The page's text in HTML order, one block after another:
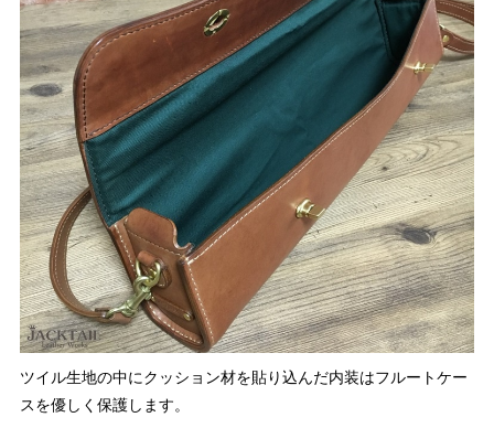
ツイル生地の中にクッション材を貼り込んだ内装はフルートケー
スを優しく保護します。